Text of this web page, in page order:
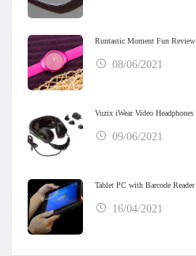
Runtastic Moment Fun Review
08/06/2021
Vuzix iWear Video Headphones
09/06/2021
Tablet PC with Barcode Reader
16/04/2021